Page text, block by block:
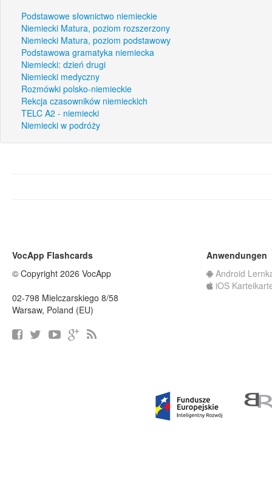
Podstawowe słownictwo niemieckie
Niemiecki Matura, poziom rozszerzony
Niemiecki Matura, poziom podstawowy
Podstawowa gramatyka niemiecka
Niemiecki: dzień drugi
Niemiecki medyczny
Rozmówki polsko-niemieckie
Rekcja czasowników niemieckich
TELC A2 - niemiecki
Niemiecki w podróży
VocApp Flashcards
© Copyright 2026 VocApp
02-798 Mielczarskiego 8/58
Warsaw, Poland (EU)
Anwendungen
Android
iOS